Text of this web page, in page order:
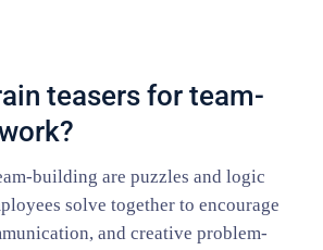
teasers for team-
building are puzzles and logic
solve together to encourage
and creative problem-